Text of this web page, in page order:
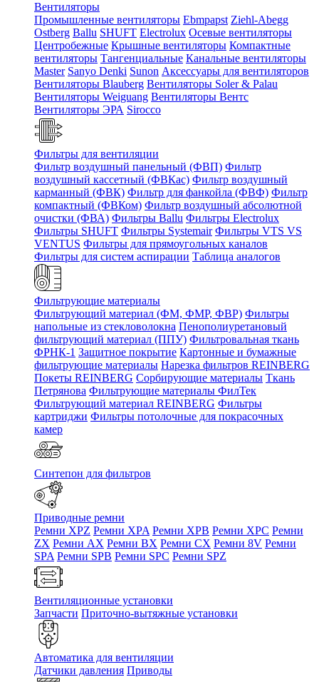
Вентиляторы
Промышленные вентиляторы Ebmpapst Ziehl-Abegg
Ostberg Ballu SHUFT Electrolux Осевые вентиляторы
Центробежные Крышные вентиляторы Компактные
вентиляторы Тангенциальные Канальные вентиляторы
Master Sanyo Denki Sunon Аксессуары для вентиляторов
Вентиляторы Blauberg Вентиляторы Soler & Palau
Вентиляторы Weiguang Вентиляторы Вентс
Вентиляторы ЭРА Sirocco
Фильтры для вентиляции
Фильтр воздушный панельный (ФВП) Фильтр
воздушный кассетный (ФВКас) Фильтр воздушный
карманный (ФВК) Фильтр для фанкойла (ФВФ) Фильтр
компактный (ФВКом) Фильтр воздушный абсолютной
очистки (ФВА) Фильтры Ballu Фильтры Electrolux
Фильтры SHUFT Фильтры Systemair Фильтры VTS VS
VENTUS Фильтры для прямоугольных каналов
Фильтры для систем аспирации Таблица аналогов
Фильтрующие материалы
Фильтрующий материал (ФМ, ФМР, ФВР) Фильтры
напольные из стекловолокна Пенополиуретановый
фильтрующий материал (ППУ) Фильтровальная ткань
ФРНК-1 Защитное покрытие Картонные и бумажные
фильтрующие материалы Нарезка фильтров REINBERG
Покеты REINBERG Сорбирующие материалы Ткань
Петрянова Фильтрующие материалы ФилТек
Фильтрующий материал REINBERG Фильтры
картриджи Фильтры потолочные для покрасочных
камер
Синтепон для фильтров
Приводные ремни
Ремни XPZ Ремни XPA Ремни XPB Ремни XPC Ремни
ZX Ремни AX Ремни BX Ремни CX Ремни 8V Ремни
SPA Ремни SPB Ремни SPC Ремни SPZ
Вентиляционные установки
Запчасти Приточно-вытяжные установки
Автоматика для вентиляции
Датчики давления Приводы